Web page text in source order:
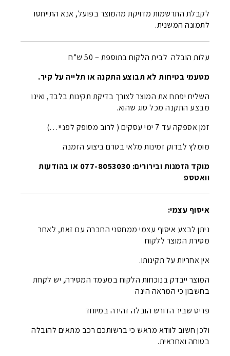
לקבלת התרשמות מדויקת מהמוצר בפועל, אנא התייחסו
לתמונה המשנית.
עלות הובלה לבית הלקוח בתוספת – 50 ש”ח
מטעמי בטיחות לא תבוצע התקנה או תלייה על קיר.
השליח יפתח את המוצר לצורך בדיקת תקינות בלבד, ואינו
מבצע התקנה מכל סוג שהוא.
זמן אספקה עד 7 ימי עסקים ( לרוב מסופק לפניי…)
מומלץ לבדוק זמינות מלאי בטרם ביצוע הזמנה
מוקד הזמנות ובירורים: 077-8053030 או בהודעות
וואטספ
איסוף עצמי:
ניתן לבצע איסוף עצמי ממחסני החברה עם זאת, לאחר
מסירת המוצר ללקוח
אין אחריות על תקינותו.
המוצר ייבדק בנוכחות הלקוח במעמד המסירה, יש לקחת
בחשבון כי המראה הינה
פריט שביר הדורש הובלה זהירה במיוחד
ולכן חשוב לוודא מראש כי ברשותכם רכב מתאים להובלה
בטוחה ואחראית.